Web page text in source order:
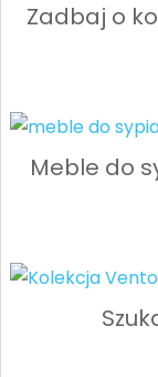
Zadbaj o
Meble do